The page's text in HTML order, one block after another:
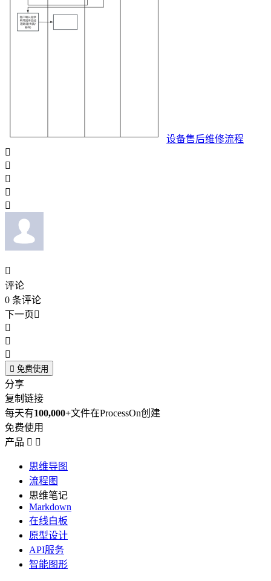
设备售后维修流程






评论
0 条评论
下一页



 免费使用
分享
复制链接
每天有100,000+文件在ProcessOn创建
免费使用
产品  
思维导图
流程图
思维笔记
Markdown
在线白板
原型设计
API服务
智能图形